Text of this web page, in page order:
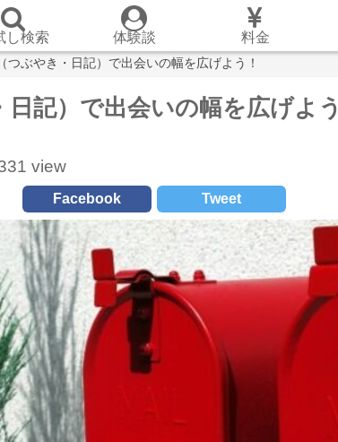
し検索 体験談 料金
つぶやき・日記）で出会いの幅を広げよう！
記）で出会いの幅を広げよ
view
Facebook Tweet